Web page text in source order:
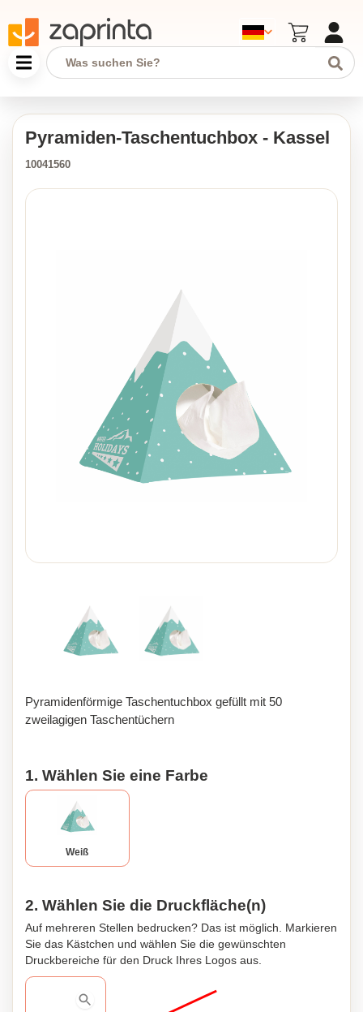
Pyramiden-Taschentuchbox - Kassel
10041560
Pyramidenförmige Taschentuchbox gefüllt mit 50
zweilagigen Taschentüchern
1. Wählen Sie eine Farbe
Weiß
2. Wählen Sie die Druckfläche(n)
Auf mehreren Stellen bedrucken? Das ist möglich. Markieren
Sie das Kästchen und wählen Sie die gewünschten
Druckbereiche für den Druck Ihres Logos aus.